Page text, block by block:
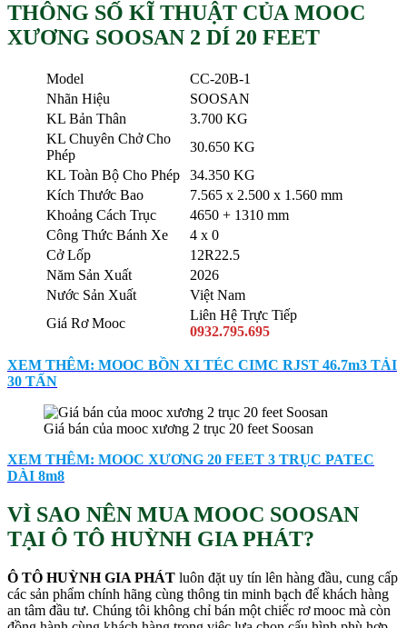
THÔNG SỐ KĨ THUẬT CỦA MOOC
XƯƠNG SOOSAN 2 DÍ 20 FEET
Model
CC-20B-1
Nhãn Hiệu
SOOSAN
KL Bản Thân
3.700 KG
KL Chuyên Chở Cho
Phép
30.650 KG
KL Toàn Bộ Cho Phép
34.350 KG
Kích Thước Bao
7.565 x 2.500 x 1.560 mm
Khoảng Cách Trục
4650 + 1310 mm
Công Thức Bánh Xe
4 x 0
Cở Lốp
12R22.5
Năm Sản Xuất
2026
Nước Sản Xuất
Việt Nam
Giá Rơ Mooc
Liên Hệ Trực Tiếp
0932.795.695
XEM THÊM: MOOC BỒN XI TÉC CIMC RJST 46.7m3 TẢI
30 TẤN
Giá bán của mooc xương 2 trục 20 feet Soosan
XEM THÊM: MOOC XƯƠNG 20 FEET 3 TRỤC PATEC
DÀI 8m8
VÌ SAO NÊN MUA MOOC SOOSAN
TẠI Ô TÔ HUỲNH GIA PHÁT?
Ô TÔ HUỲNH GIA PHÁT luôn đặt uy tín lên hàng đầu, cung cấp
các sản phẩm chính hãng cùng thông tin minh bạch để khách hàng
an tâm đầu tư. Chúng tôi không chỉ bán một chiếc rơ mooc mà còn